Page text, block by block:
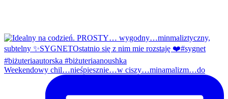
Weekendowy chil…nieśpiesznie…w ciszy…minamalizm…do